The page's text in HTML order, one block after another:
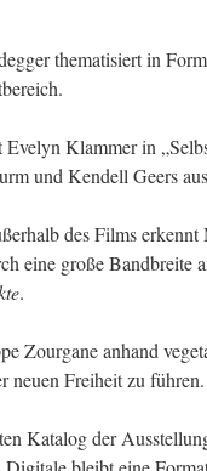
thematisiert in
Klammer in
und Kendell Geers
des Films erkennt
eine große Bandbreite
.
Zourgane anhand
neuen Freiheit zu führen.
Katalog der